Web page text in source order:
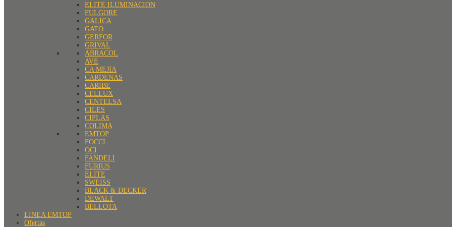
ELITE ILUMINACION
FULGORE
GALICA
GATO
GERFOR
GRIVAL
ABRACOL
AVE
CA MEJIA
CARDENAS
CARIBE
CELLUX
CENTELSA
CILES
CIPLAS
COLIMA
EMTOP
FOCCI
OCI
FANDELI
FURIUS
ELITE
SWEISS
BLACK & DECKER
DEWALT
BELLOTA
LINEA EMTOP
Ofertas